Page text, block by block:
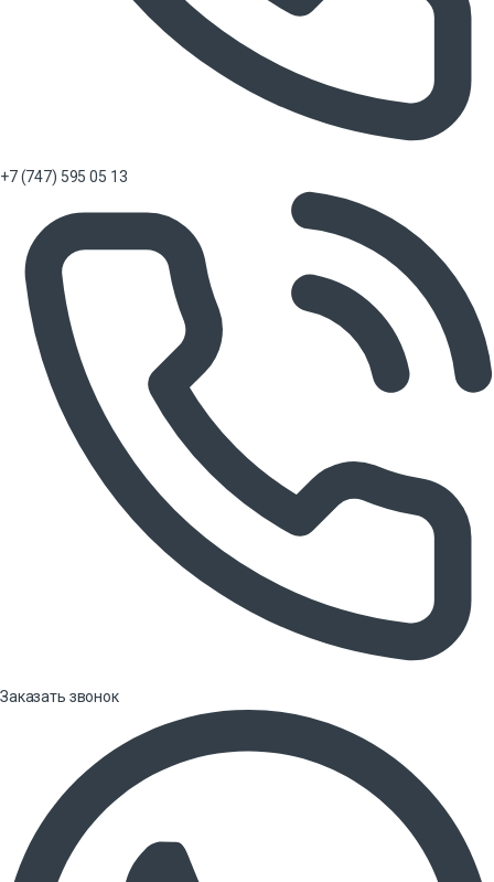
+7 (747) 595 05 13
Заказать звонок